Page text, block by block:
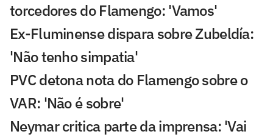
torcedores do Flamengo: 'Vamos'
Ex-Fluminense dispara sobre Zubeldía:
'Não tenho simpatia'
PVC detona nota do Flamengo sobre o
VAR: 'Não é sobre'
Neymar critica parte da imprensa: 'Vai